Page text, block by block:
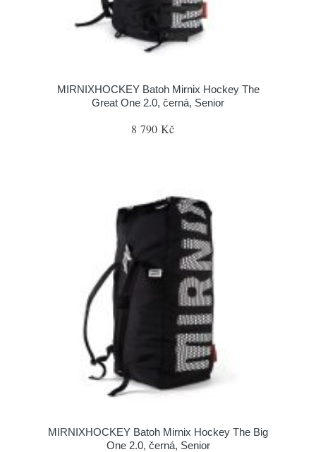
MIRNIXHOCKEY Batoh Mirnix Hockey The
Great One 2.0, černá, Senior
8 790 Kč
MIRNIXHOCKEY Batoh Mirnix Hockey The Big
One 2.0, černá, Senior